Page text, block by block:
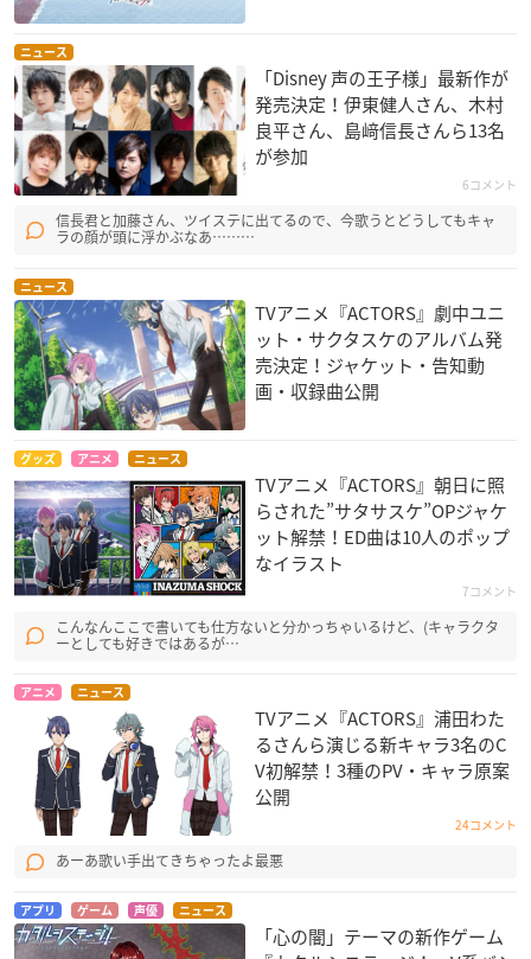
ニュース
「Disney 声の王子様」最新作が
発売決定！伊東健人さん、木村
良平さん、島﨑信長さんら13名
が参加
6コメント
信長君と加藤さん、ツイステに出てるので、今歌うとどうしてもキャ
ラの顔が頭に浮かぶなあ………
ニュース
TVアニメ『ACTORS』劇中ユニ
ット・サクタスケのアルバム発
売決定！ジャケット・告知動
画・収録曲公開
グッズ アニメ ニュース
TVアニメ『ACTORS』朝日に照
らされた”サタサスケ”OPジャケ
ット解禁！ED曲は10人のポップ
なイラスト
7コメント
こんなんここで書いても仕方ないと分かっちゃいるけど、(キャラクタ
ーとしても好きではあるが…
アニメ ニュース
TVアニメ『ACTORS』浦田わた
るさんら演じる新キャラ3名のC
V初解禁！3種のPV・キャラ原案
公開
24コメント
あーあ歌い手出てきちゃったよ最悪
アプリ ゲーム 声優 ニュース
「心の闇」テーマの新作ゲーム